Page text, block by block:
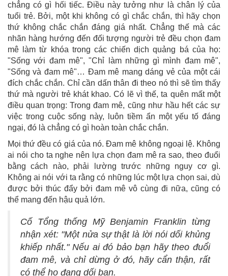
chẳng có gì hối tiếc. Điều này tưởng như là chân lý của
tuổi trẻ. Bởi, một khi không có gì chắc chắn, thì hãy chọn
thứ không chắc chắn đáng giá nhất. Chẳng thế mà các
nhãn hàng hướng đến đối tượng người trẻ đều chọn đam
mê làm từ khóa trong các chiến dịch quảng bá của họ:
"Sống với đam mê", "Chỉ làm những gì mình đam mê",
"Sống và đam mê"… Đam mê mang dáng vẻ của một cái
đích chắc chắn. Chỉ cần dấn thân đi theo nó thì sẽ tìm thấy
thứ mà người trẻ khát khao. Có lẽ vì thế, ta quên mất một
điều quan trọng: Trong đam mê, cũng như hầu hết các sự
việc trong cuộc sống này, luôn tiềm ẩn một yếu tố đáng
ngại, đó là chẳng có gì hoàn toàn chắc chắn.
Mọi thứ đều có giá của nó. Đam mê không ngoại lệ. Không
ai nói cho ta nghe nên lựa chọn đam mê ra sao, theo đuổi
bằng cách nào, phải lường trước những nguy cơ gì.
Không ai nói với ta rằng có những lúc một lựa chọn sai, dù
được bởi thúc đẩy bởi đam mê vô cùng đi nữa, cũng có
thể mang đến hậu quả lớn.
Cố Tổng thống Mỹ Benjamin Franklin từng
nhận xét: "Một nửa sự thật là lời nói dối khủng
khiếp nhất." Nếu ai đó bảo bạn hãy theo đuổi
đam mê, và chỉ dừng ở đó, hãy cẩn thận, rất
có thể họ đang dối bạn.